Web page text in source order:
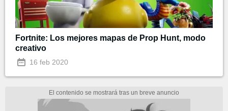
Fortnite: Los mejores mapas de Prop Hunt, modo
creativo
16 feb 2020